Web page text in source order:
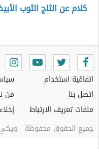
كلام عن الثلج الثوب
اتفاقية استخدام
اتصل بنا
ملفات تعريف الارتباط
من
جميع الحقوق محفوظة - ويكي